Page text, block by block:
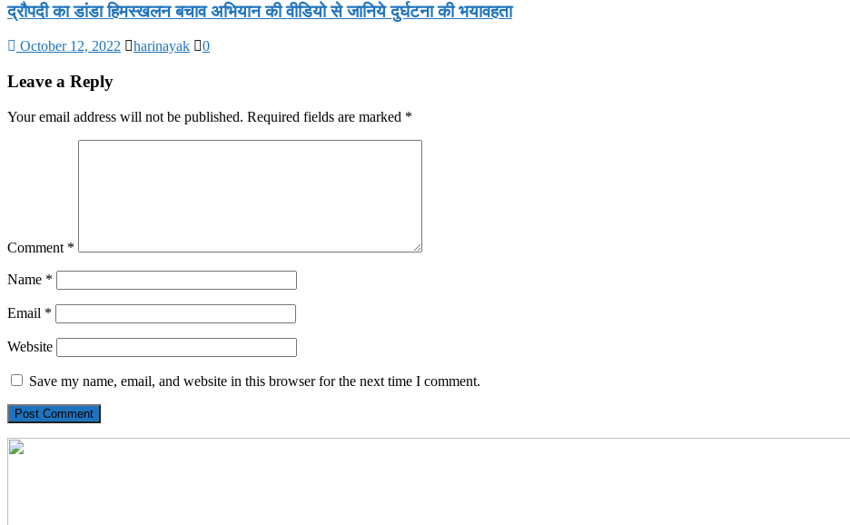
द्रौपदी का डांडा हिमस्खलन बचाव अभियान की वीडियो से जानिये दुर्घटना की भयावहता
October 12, 2022 harinayak 0
Leave a Reply
Your email address will not be published. Required fields are marked *
Comment *
Name *
Email *
Website
Save my name, email, and website in this browser for the next time I comment.